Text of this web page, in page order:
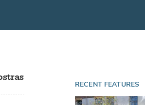
RECENT FEATURES